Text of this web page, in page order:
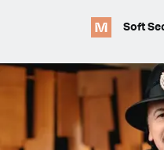
English (United
Spanish (Spain)
Spanish (Latin
M Soft